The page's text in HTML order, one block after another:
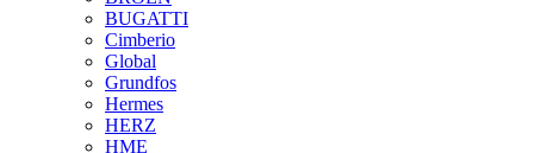
BUGATTI
Cimberio
Global
Grundfos
Hermes
HERZ
HME